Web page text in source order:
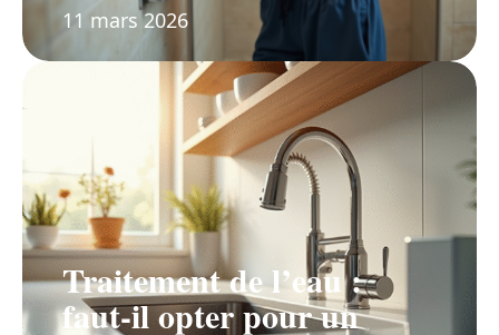
11 mars 2026
Traitement de l’eau :
faut-il opter pour un